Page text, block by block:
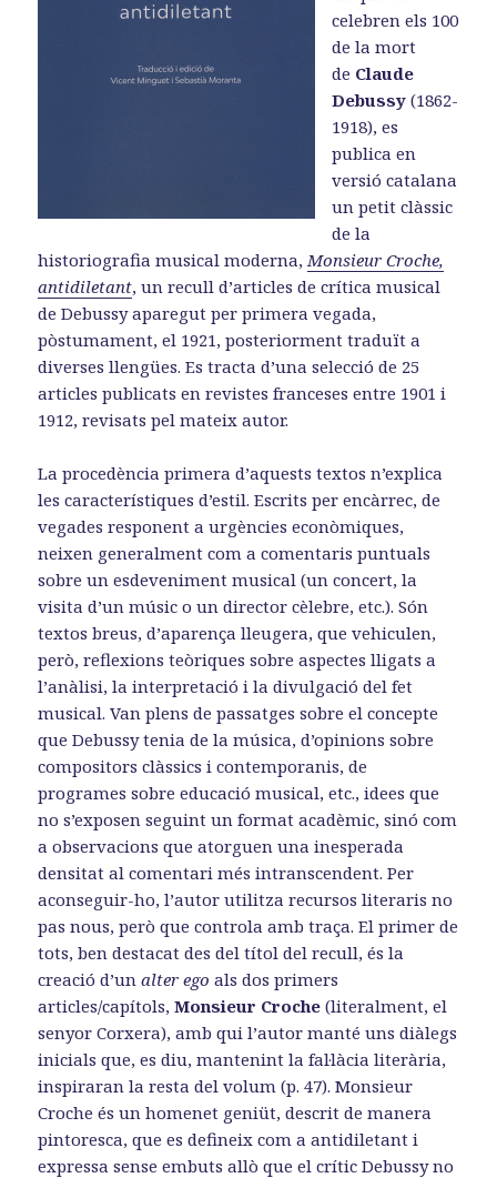
celebren els 100
de la mort
de Claude
Debussy (1862-
1918), es
publica en
versió catalana
un petit clàssic
de la
historiografia musical moderna, Monsieur Croche,
antidiletant, un recull d’articles de crítica musical
de Debussy aparegut per primera vegada,
pòstumament, el 1921, posteriorment traduït a
diverses llengües. Es tracta d’una selecció de 25
articles publicats en revistes franceses entre 1901 i
1912, revisats pel mateix autor.
La procedència primera d’aquests textos n’explica
les característiques d’estil. Escrits per encàrrec, de
vegades responent a urgències econòmiques,
neixen generalment com a comentaris puntuals
sobre un esdeveniment musical (un concert, la
visita d’un músic o un director cèlebre, etc.). Són
textos breus, d’aparença lleugera, que vehiculen,
però, reflexions teòriques sobre aspectes lligats a
l’anàlisi, la interpretació i la divulgació del fet
musical. Van plens de passatges sobre el concepte
que Debussy tenia de la música, d’opinions sobre
compositors clàssics i contemporanis, de
programes sobre educació musical, etc., idees que
no s’exposen seguint un format acadèmic, sinó com
a observacions que atorguen una inesperada
densitat al comentari més intranscendent. Per
aconseguir-ho, l’autor utilitza recursos literaris no
pas nous, però que controla amb traça. El primer de
tots, ben destacat des del títol del recull, és la
creació d’unalter ego als dos primers
articles/capítols,Monsieur Croche (literalment, el
senyor Corxera), amb qui l’autor manté uns diàlegs
inicials que, es diu, mantenint la fal·làcia literària,
inspiraran la resta del volum (p. 47). Monsieur
Croche és un homenet geniüt, descrit de manera
pintoresca, que es defineix com a antidiletant i
expressa sense embuts allò que el crític Debussy no